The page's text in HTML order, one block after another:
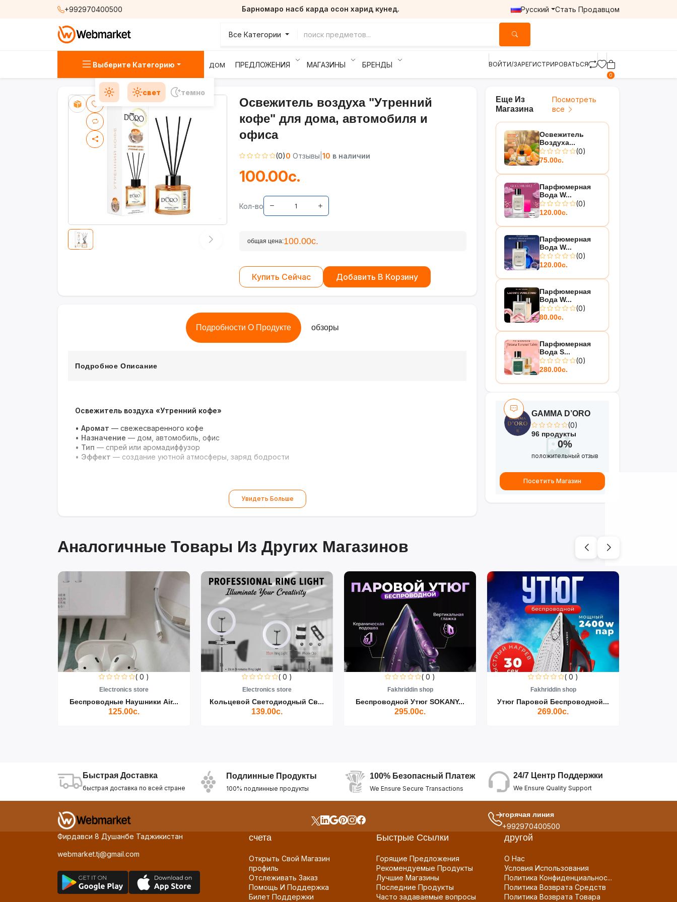
+992970400500 Барномаро насб карда осон харид кунед. Русский Стать Продавцом
Все Категории
Выберите Категорию ДОМ ПРЕДЛОЖЕНИЯ МАГАЗИНЫ БРЕНДЫ ВОЙТИ/ЗАРЕГИСТРИРОВАТЬСЯ
0
свет темно
Освежитель воздуха "Утренний
кофе" для дома, автомобиля и
офиса
(0)0 Отзывы 10 в наличии
100.00с.
Кол-во
общая цена:100.00с.
Купить Сейчас Добавить В Корзину
Подробности О Продукте обзоры
Подробное Описание
Освежитель воздуха «Утренний кофе»
• Аромат — свежесваренного кофе
• Назначение — дом, автомобиль, офис
• Тип — спрей или аромадиффузор
• Эффект — создание уютной атмосферы, заряд бодрости
Увидеть Больше
Еще Из
Магазина
Посмотреть
все
Освежитель
Воздуха...
(0)
75.00с.
Парфюмерная
Вода W...
(0)
120.00с.
Парфюмерная
Вода W...
(0)
120.00с.
Парфюмерная
Вода W...
(0)
80.00с.
Парфюмерная
Вода S...
(0)
280.00с.
GAMMA D’ORO
(0)
96 продукты
0%
положительный отзыв
Посетить Магазин
Аналогичные Товары Из Других Магазинов
( 0 )
Electronics store
Беспроводные Наушники Air...
125.00с.
( 0 )
Electronics store
Кольцевой Светодиодный Св...
139.00с.
( 0 )
Fakhriddin shop
Беспроводной Утюг SOKANY...
295.00с.
( 0 )
Fakhriddin shop
Утюг Паровой Беспроводной...
269.00с.
Быстрая Доставка
быстрая доставка по всей стране
Подлинные Продукты
100% подлинные продукты
100% Безопасный Платеж
We Ensure Secure Transactions
24/7 Центр Поддержки
We Ensure Quality Support
горячая линия
+992970400500
Фирдавси 8 Душанбе Таджикистан
webmarket.tj@gmail.com
счета
Открыть Свой Магазин
профиль
Отслеживать Заказ
Помощь И Поддержка
Билет Поддержки
Быстрые Ссылки
Горящие Предложения
Рекомендуемые Продукты
Лучшие Магазины
Последние Продукты
Часто задаваемые вопросы
другой
О Нас
Условия Использования
Политика Конфиденциальнос...
Политика Возврата Средств
Политика Возврата Товара